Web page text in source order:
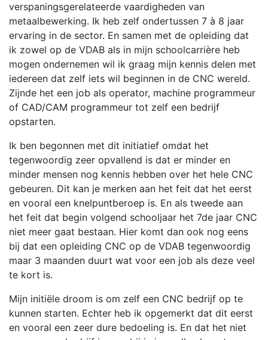
verspaningsgerelateerde vaardigheden van
metaalbewerking. Ik heb zelf ondertussen 7 à 8 jaar
ervaring in de sector. En samen met de opleiding dat
ik zowel op de VDAB als in mijn schoolcarrière heb
mogen ondernemen wil ik graag mijn kennis delen met
iedereen dat zelf iets wil beginnen in de CNC wereld.
Zijnde het een job als operator, machine programmeur
of CAD/CAM programmeur tot zelf een bedrijf
opstarten.
Ik ben begonnen met dit initiatief omdat het
tegenwoordig zeer opvallend is dat er minder en
minder mensen nog kennis hebben over het hele CNC
gebeuren. Dit kan je merken aan het feit dat het eerst
en vooral een knelpuntberoep is. En als tweede aan
het feit dat begin volgend schooljaar het 7de jaar CNC
niet meer gaat bestaan. Hier komt dan ook nog eens
bij dat een opleiding CNC op de VDAB tegenwoordig
maar 3 maanden duurt wat voor een job als deze veel
te kort is.
Mijn initiële droom is om zelf een CNC bedrijf op te
kunnen starten. Echter heb ik opgemerkt dat dit eerst
en vooral een zeer dure bedoeling is. En dat het niet